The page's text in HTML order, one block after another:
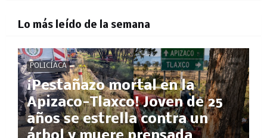
Lo más leído de la semana
POLICÍACA
¡Pestañazo mortal en la
Apizaco-Tlaxco! Joven de 25
años se estrella contra un